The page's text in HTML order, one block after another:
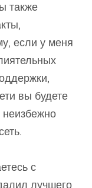
также
если у меня
вы будете
с
лучшего